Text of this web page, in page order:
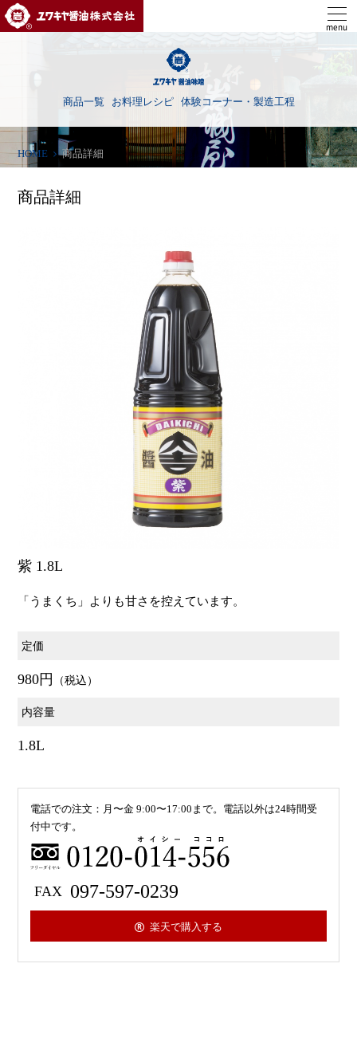
menu
商品一覧 お料理レシピ 体験コーナー・製造工程
HOME 商品詳細
商品詳細
紫 1.8L
「うまくち」よりも甘さを控えています。
定価
980円 （税込）
内容量
1.8L
電話での注文：月〜金 9:00〜17:00まで。電話以外は24時間受
付中です。
097-597-0239
楽天で購入する